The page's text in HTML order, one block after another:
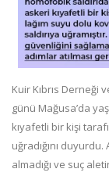
Kuir Kıbrıs Derneği
günü Mağusa’da
kıyafetli bir kişi
uğradığını
almadığı ve suç